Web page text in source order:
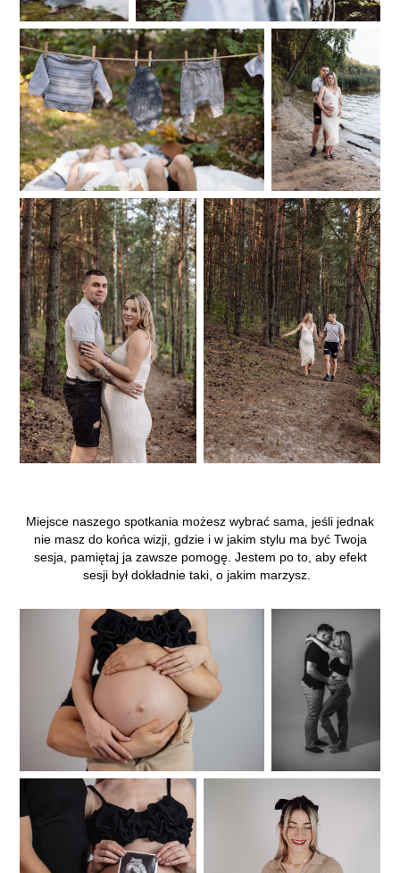
Miejsce naszego spotkania możesz wybrać sama, jeśli jednak
nie masz do końca wizji, gdzie i w jakim stylu ma być Twoja
sesja, pamiętaj ja zawsze pomogę. Jestem po to, aby efekt
sesji był dokładnie taki, o jakim marzysz.